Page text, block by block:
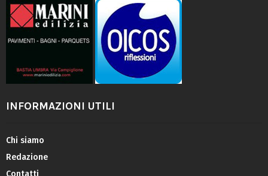
INFORMAZIONI UTILI
Chi siamo
Redazione
Contatti